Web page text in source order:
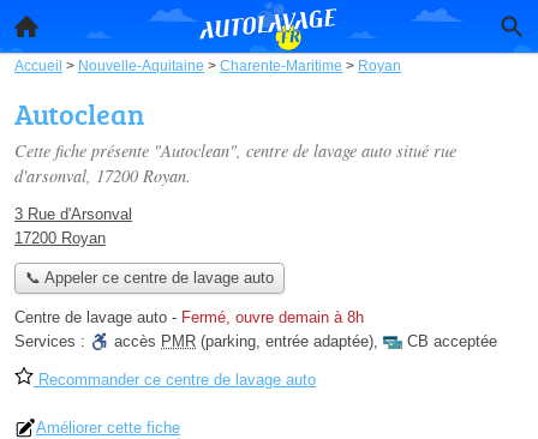
Accueil > Nouvelle-Aquitaine > Charente-Maritime > Royan
Autoclean
Cette fiche présente "Autoclean", centre de lavage auto situé rue
d'arsonval, 17200 Royan.
3 Rue d'Arsonval
17200 Royan
📞 Appeler ce centre de lavage auto
Centre de lavage auto - Fermé, ouvre demain à 8h
Services :
accès PMR (parking, entrée adaptée), CB acceptée
Recommander ce centre de lavage auto
Améliorer cette fiche